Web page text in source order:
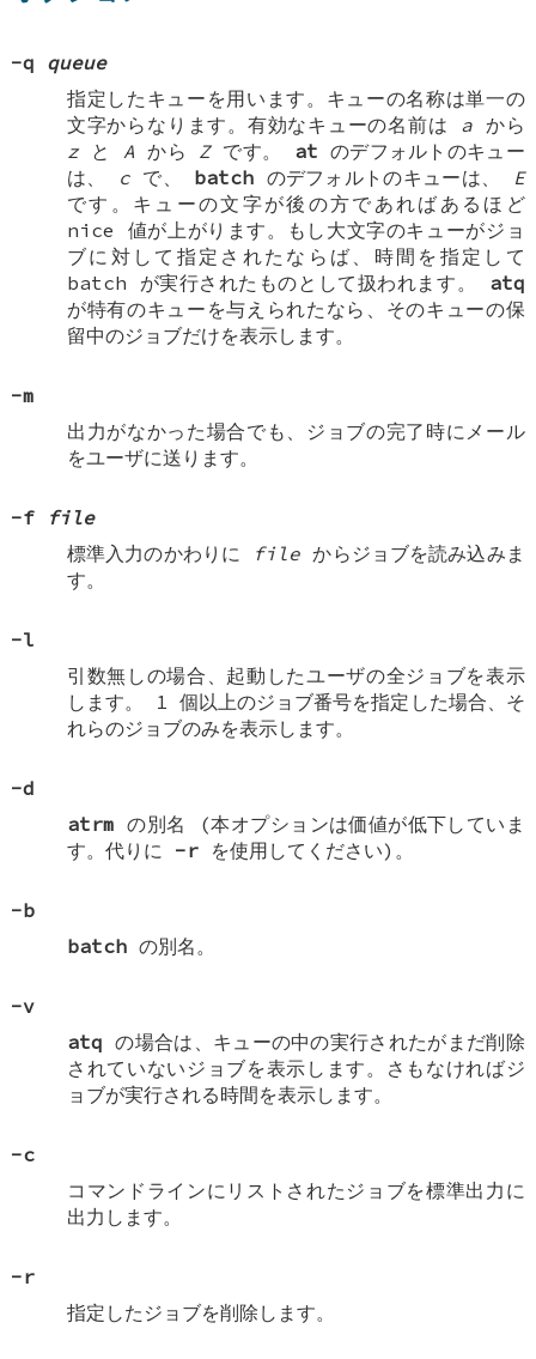
-q queue
指定したキューを用います。キューの名称は単一の
文字からなります。有効なキューの名前は a から
zと A から Zです。 at のデフォルトのキュー
は、
cで、 batch のデフォルトのキューは、
E
です。キューの文字が後の方であればあるほど
nice 値が上がります。もし大文字のキューがジョ
ブに対して指定されたならば、時間を指定して
batch が実行されたものとして扱われます。 atq
が特有のキューを与えられたなら、そのキューの保
留中のジョブだけを表示します。
-m
出力がなかった場合でも、ジョブの完了時にメール
をユーザに送ります。
-f
file
標準入力のかわりに
file からジョブを読み込みま
す。
-l
引数無しの場合、起動したユーザの全ジョブを表示
します。 1 個以上のジョブ番号を指定した場合、そ
れらのジョブのみを表示します。
-d
atrm の別名 (本オプションは価値が低下していま
す。代りに -rを使用してください)。
-b
batchの別名。
-v
atq の場合は、キューの中の実行されたがまだ削除
されていないジョブを表示します。さもなければジ
ョブが実行される時間を表示します。
-c
コマンドラインにリストされたジョブを標準出力に
出力します。
-r
指定したジョブを削除します。